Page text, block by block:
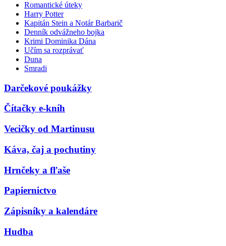
Romantické úteky
Harry Potter
Kapitán Stein a Notár Barbarič
Denník odvážneho bojka
Krimi Dominika Dána
Učím sa rozprávať
Duna
Smradi
Darčekové poukážky
Čítačky e-kníh
Vecičky od Martinusu
Káva, čaj a pochutiny
Hrnčeky a fľaše
Papiernictvo
Zápisníky a kalendáre
Hudba